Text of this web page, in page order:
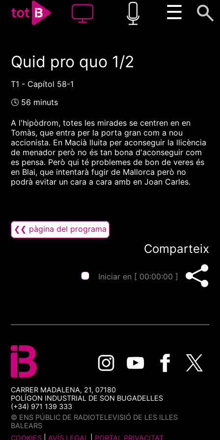
☰
00:00 00:00
1x
Quid pro quo 1/2
T1 - Capítol 58-1
🕓 56 minuts
A l'hipòdrom, totes les mirades se centren en en
Tomàs, que entra per la porta gran com a nou
accionista. En Macià lluita per aconseguir la llicència
de menador però no és tan bona d'aconseguir com
es pensa. Però qui té problemes de bon de veres és
en Blai, que intentarà fugir de Mallorca però no
podrà evitar un cara a cara amb en Joan Carles.
❮❮ pàgina del programa
Comparteix
Iniciar en [ 00:00:00 ]
CARRER MADALENA, 21, 07180
POLÍGON INDUSTRIAL DE SON BUGADELLES
(+34) 971 139 333
© ENS PÚBLIC DE RADIOTELEVISIÓ DE LES ILLES
BALEARS
COOKIES
AVÍS LEGAL PORTAL PRIVACITAT